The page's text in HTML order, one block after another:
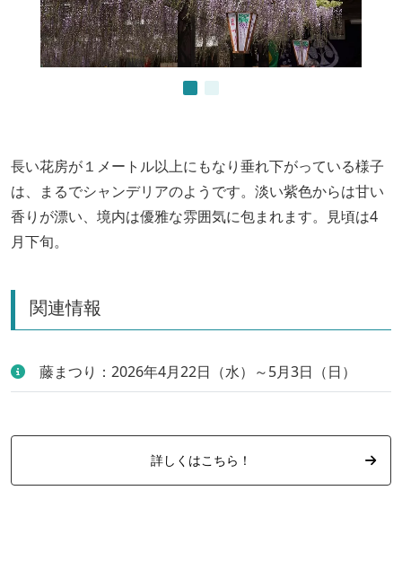
長い花房が１メートル以上にもなり垂れ下がっている様子
は、まるでシャンデリアのようです。淡い紫色からは甘い
香りが漂い、境内は優雅な雰囲気に包まれます。見頃は4
月下旬。
関連情報
藤まつり：2026年4月22日（水）～5月3日（日）
詳しくはこちら！